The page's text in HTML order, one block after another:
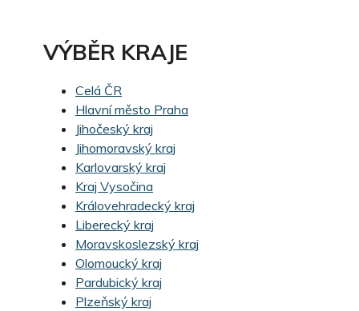
VÝBĚR KRAJE
Celá ČR
Hlavní město Praha
Jihočeský kraj
Jihomoravský kraj
Karlovarský kraj
Kraj Vysočina
Královehradecký kraj
Liberecký kraj
Moravskoslezský kraj
Olomoucký kraj
Pardubický kraj
Plzeňský kraj